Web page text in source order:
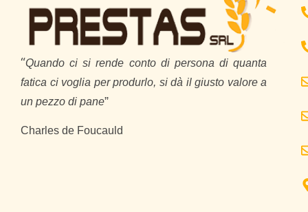
“Quando ci si rende conto di persona di quanta
fatica ci voglia per produrlo, si dà il giusto valore a
un pezzo di pane”
Charles de Foucauld